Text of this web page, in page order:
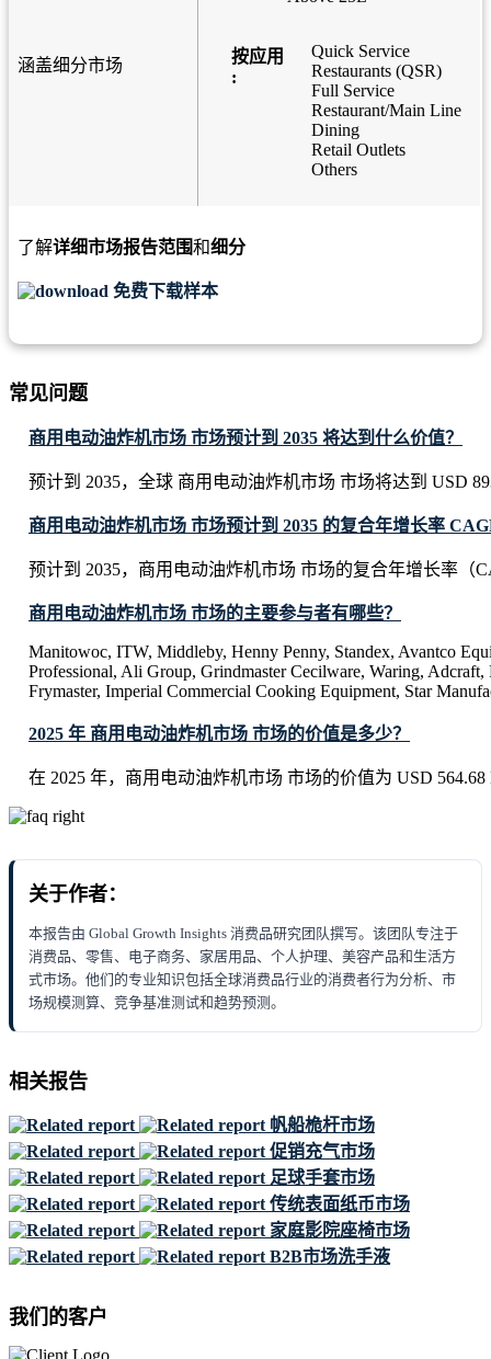
涵盖细分市场
按应用
:
Quick Service
Restaurants (QSR)
Full Service
Restaurant/Main Line
Dining
Retail Outlets
Others
了解详细市场报告范围和细分
免费下载样本
常见问题
商用电动油炸机市场 市场预计到 2035 将达到什么价值？
预计到 2035，全球 商用电动油炸机市场 市场将达到 USD
商用电动油炸机市场 市场预计到 2035 的复合年增长率
预计到 2035，商用电动油炸机市场 市场的复合年增长率（
商用电动油炸机市场 市场的主要参与者有哪些？
Manitowoc, ITW, Middleby, Henny Penny, Standex, Avantco
Professional, Ali Group, Grindmaster Cecilware, Waring,
Frymaster, Imperial Commercial Cooking Equipment, Star
2025 年 商用电动油炸机市场 市场的价值是多少？
在 2025 年，商用电动油炸机市场 市场的价值为 USD
关于作者：
本报告由 Global Growth Insights 消费品研究团队撰写。该团队专注于
消费品、零售、电子商务、家居用品、个人护理、美容产品和生活方
式市场。他们的专业知识包括全球消费品行业的消费者行为分析、市
场规模测算、竞争基准测试和趋势预测。
相关报告
帆船桅杆市场
促销充气市场
足球手套市场
传统表面纸币市场
家庭影院座椅市场
B2B市场洗手液
我们的客户